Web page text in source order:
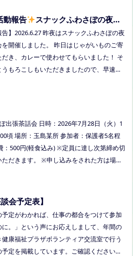
くださいね。
動報告
スナックふわさぽの夜の
告】2026.6.27 昨夜はスナックふわさぽの夜
開催しました。 昨日はじゃがいものご寄
き、カレーで使わせてもらいました！ そ
うもろこしもいただきましたので、早速茹
さまの困ってる、だけではなく、ご家族
出張茶話会 日時：2026年7月28日（火）1
頃 場所：玉島某所 参加者：保護者5名程
：500円(軽食込み) ※定員に達し次第締め切
ただきます。 ※申し込みをされた方は場所
ます。 締め切り：2026年7月24日（金）1
さい。または、公式LINE、Instagramにメ
を送ってください。
会予定表】
予定がわかれば、仕事の都合をつけて参加
に。」という声にお応えしまして、年間の
健康福祉プラザボランティア交流室で行う
予定を掲載しています。ご確認ください！